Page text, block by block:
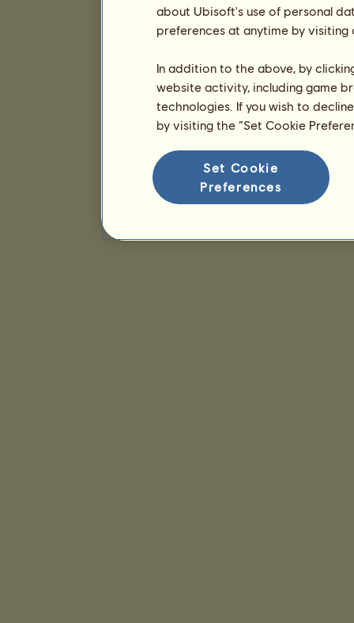
about Ubisoft's use of personal
preferences at anytime by
In addition to the above, by
website activity, including game
technologies. If you wish to
by visiting the “Set Cookie
Set Cookie
Preferences